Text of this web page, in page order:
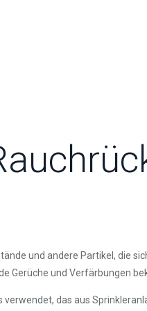
und andere Partikel, die
Gerüche und Verfärbungen
das aus